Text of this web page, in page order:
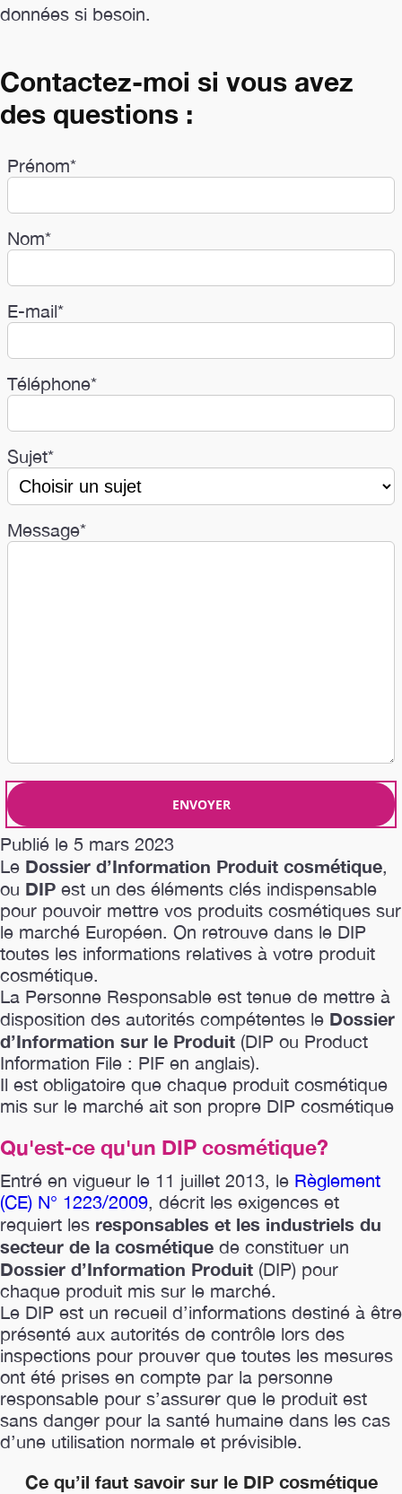
données si besoin.
Contactez-moi si vous avez
des questions :
Prénom*
Nom*
E-mail*
Téléphone*
Sujet*
Message*
Publié le 5 mars 2023
Le Dossier d’Information Produit cosmétique,
ou DIP est un des éléments clés indispensable
pour pouvoir mettre vos produits cosmétiques sur
le marché Européen. On retrouve dans le DIP
toutes les informations relatives à votre produit
cosmétique.
La Personne Responsable est tenue de mettre à
disposition des autorités compétentes le Dossier
d’Information sur le Produit (DIP ou Product
Information File : PIF en anglais).
Il est obligatoire que chaque produit cosmétique
mis sur le marché ait son propre DIP cosmétique
Qu'est-ce qu'un DIP cosmétique?
Entré en vigueur le 11 juillet 2013, le Règlement
(CE) N° 1223/2009, décrit les exigences et
requiert les responsables et les industriels du
secteur de la cosmétique de constituer un
Dossier d’Information Produit (DIP) pour
chaque produit mis sur le marché.
Le DIP est un recueil d’informations destiné à être
présenté aux autorités de contrôle lors des
inspections pour prouver que toutes les mesures
ont été prises en compte par la personne
responsable pour s’assurer que le produit est
sans danger pour la santé humaine dans les cas
d’une utilisation normale et prévisible.
Ce qu’il faut savoir sur le DIP cosmétique